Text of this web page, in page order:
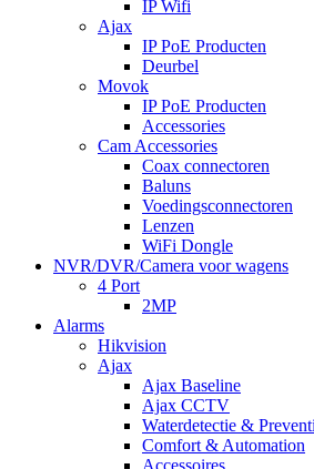
IP Wifi
Ajax
IP PoE Producten
Deurbel
Movok
IP PoE Producten
Accessories
Cam Accessories
Coax connectoren
Baluns
Voedingsconnectoren
Lenzen
WiFi Dongle
NVR/DVR/Camera voor wagens
4 Port
2MP
Alarms
Hikvision
Ajax
Ajax Baseline
Ajax CCTV
Waterdetectie &
Comfort & Automation
Accessoires